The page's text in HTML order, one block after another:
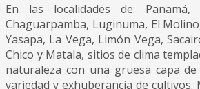
En las localidades de: Panamá,
Chaguarpamba, Luginuma, El
Yasapa, La Vega, Limón Vega,
Chico y Matala, sitios de clima
naturaleza con una gruesa capa
variedad y exhuberancia de cultivos.